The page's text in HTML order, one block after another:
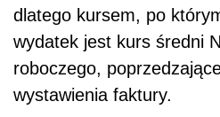
dlatego kursem, po
wydatek jest kurs średni
roboczego,
wystawienia faktury.